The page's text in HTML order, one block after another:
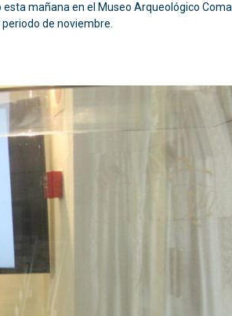
mañana en el Museo Arqueológico
de noviembre.